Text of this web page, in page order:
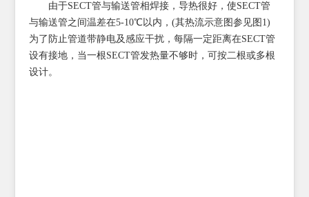
由于SECT管与输送管相焊接，导热很好，使SECT管
与输送管之间温差在5-10℃以内，(其热流示意图参见图1)
为了防止管道带静电及感应干扰，每隔一定距离在SECT管
设有接地，当一根SECT管发热量不够时，可按二根或多根
设计。